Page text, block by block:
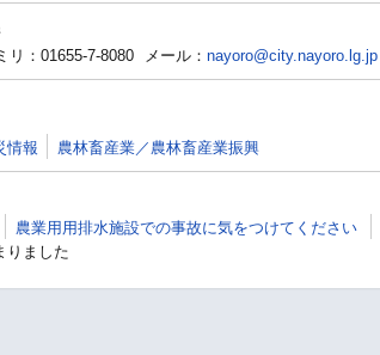
リ：01655-7-8080 メール： nayoro@city.nayoro.lg.jp
情報
農林畜産業／農林畜産業振興
農業用用排水施設での事故に気をつけてください
りました